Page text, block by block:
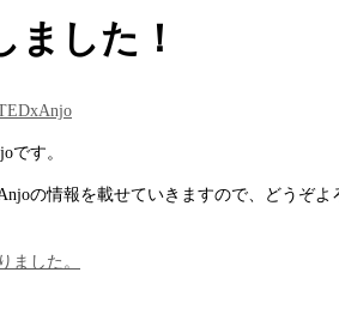
ました！
です。
の情報を載せていきますので、どうぞよ
ました。